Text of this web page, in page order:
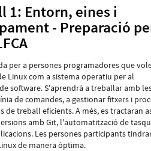
1: Entorn, eines i
- Preparació
per a persones programadores que
Linux com a sistema operatiu per al
software. S'aprendrà a treballar amb
de comandes, a gestionar fitxers i
de treball eficients. A més, es tractaran
amb Git, l'automatització de
Les persones participants
de manera òptima.